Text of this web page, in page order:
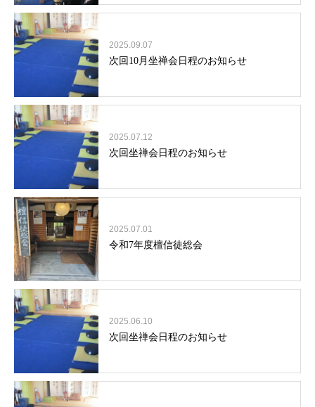
2025.09.07
次回10月坐禅会日程のお知らせ
2025.07.12
次回坐禅会日程のお知らせ
2025.07.01
令和7年度檀信徒総会
2025.06.10
次回坐禅会日程のお知らせ